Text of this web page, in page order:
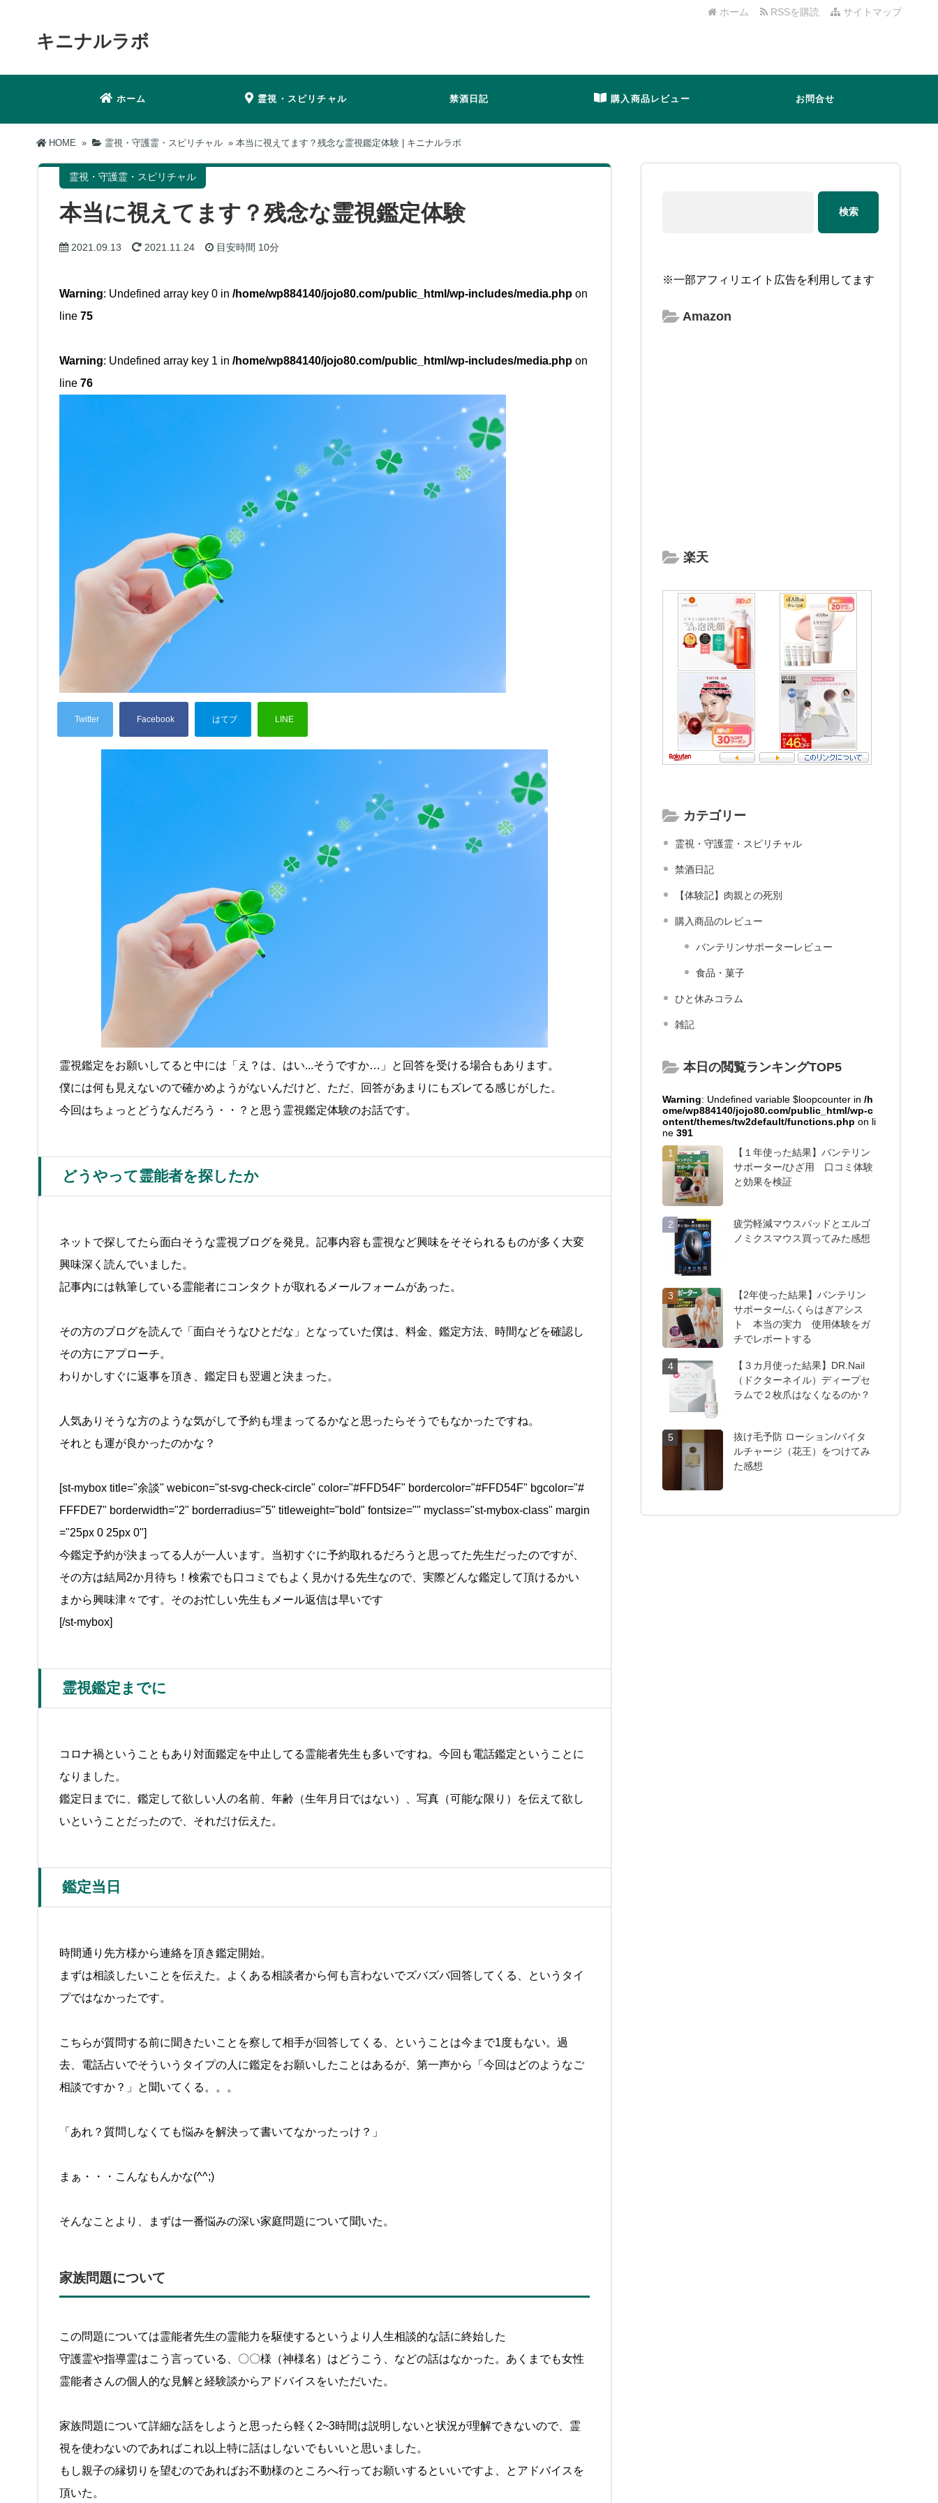
サイトマップ
RSSを購読
ホーム
キニナルラボ
ホーム 霊視・スピリチャル 禁酒日記 購入商品レビュー お問合せ
HOME » 霊視・守護霊・スピリチャル » 本当に視えてます？残念な霊視鑑定体験 | キニナルラボ
霊視・守護霊・スピリチャル
本当に視えてます？残念な霊視鑑定体験
2021.09.13 2021.11.24 目安時間 10分
Warning: Undefined array key 0 in /home/wp884140/jojo80.com/public_html/wp-includes/media.php on
line 75
Warning: Undefined array key 1 in /home/wp884140/jojo80.com/public_html/wp-includes/media.php on
line 76
霊視鑑定をお願いしてると中には「え？は、はい...そうですか…」と回答を受ける場合もあります。
僕には何も見えないので確かめようがないんだけど、ただ、回答があまりにもズレてる感じがした。
今回はちょっとどうなんだろう・・？と思う霊視鑑定体験のお話です。
どうやって霊能者を探したか
ネットで探してたら面白そうな霊視ブログを発見。記事内容も霊視など興味をそそられるものが多く大変
興味深く読んでいました。
記事内には執筆している霊能者にコンタクトが取れるメールフォームがあった。
その方のブログを読んで「面白そうなひとだな」となっていた僕は、料金、鑑定方法、時間などを確認し
その方にアプローチ。
わりかしすぐに返事を頂き、鑑定日も翌週と決まった。
人気ありそうな方のような気がして予約も埋まってるかなと思ったらそうでもなかったですね。
それとも運が良かったのかな？
[st-mybox title="余談" webicon="st-svg-check-circle" color="#FFD54F" bordercolor="#FFD54F" bgcolor="#
FFFDE7" borderwidth="2" borderradius="5" titleweight="bold" fontsize="" myclass="st-mybox-class" margin
="25px 0 25px 0"]
今鑑定予約が決まってる人が一人います。当初すぐに予約取れるだろうと思ってた先生だったのですが、
その方は結局2か月待ち！検索でも口コミでもよく見かける先生なので、実際どんな鑑定して頂けるかい
まから興味津々です。そのお忙しい先生もメール返信は早いです
[/st-mybox]
霊視鑑定までに
コロナ禍ということもあり対面鑑定を中止してる霊能者先生も多いですね。今回も電話鑑定ということに
なりました。
鑑定日までに、鑑定して欲しい人の名前、年齢（生年月日ではない）、写真（可能な限り）を伝えて欲し
いということだったので、それだけ伝えた。
鑑定当日
時間通り先方様から連絡を頂き鑑定開始。
まずは相談したいことを伝えた。
よくある相談者から何も言わないでズバズバ回答してくる、というタイ
プではなかったです。
こちらが質問する前に聞きたいことを察して相手が回答してくる、ということは今まで1度もない。過
去、電話占いでそういうタイプの人に鑑定をお願いしたことはあるが、第一声から「今回はどのようなご
相談ですか？」と聞いてくる。。。
「あれ？質問しなくても悩みを解決って書いてなかったっけ？」
まぁ・・・こんなもんかな(^^;)
そんなことより、まずは一番悩みの深い家庭問題について聞いた。
家族問題について
この問題については霊能者先生の霊能力を駆使するというより人生相談的な話に終始した
守護霊や指導霊はこう言っている、〇〇様（神様名）はどうこう、などの話はなかった。あくまでも女性
霊能者さんの個人的な見解と経験談からアドバイスをいただいた。
家族問題について詳細な話をしようと思ったら軽く2~3時間は説明しないと状況が理解できないので、霊
視を使わないのであればこれ以上特に話はしないでもいいと思いました。
もし親子の縁切りを望むのであればお不動様のところへ行ってお願いするといいですよ、とアドバイスを
頂いた。
※一部アフィリエイト広告を利用してます
Amazon
楽天
カテゴリー
霊視・守護霊・スピリチャル
禁酒日記
【体験記】肉親との死別
購入商品のレビュー
バンテリンサポーターレビュー
食品・菓子
ひと休みコラム
雑記
本日の閲覧ランキングTOP5
Warning: Undefined variable $loopcounter in /h
ome/wp884140/jojo80.com/public_html/wp-c
ontent/themes/tw2default/functions.php on li
ne 391
1
【１年使った結果】バンテリン
サポーター/ひざ用 口コミ体験
と効果を検証
2
疲労軽減マウスパッドとエルゴ
ノミクスマウス買ってみた感想
3
【2年使った結果】バンテリン
サポーター/ふくらはぎアシス
ト 本当の実力 使用体験をガ
チでレポートする
4
【３カ月使った結果】DR.Nail
（ドクターネイル）ディープセ
ラムで２枚爪はなくなるのか？
5
抜け毛予防 ローション/バイタ
ルチャージ（花王）をつけてみ
た感想